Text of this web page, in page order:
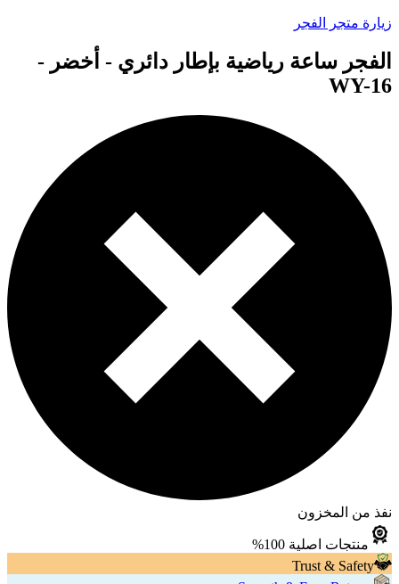
زيارة متجر الفجر
الفجر ساعة رياضية بإطار دائري - أخضر -
WY-16
نفذ من المخزون
منتجات اصلية 100%
Trust & Safety